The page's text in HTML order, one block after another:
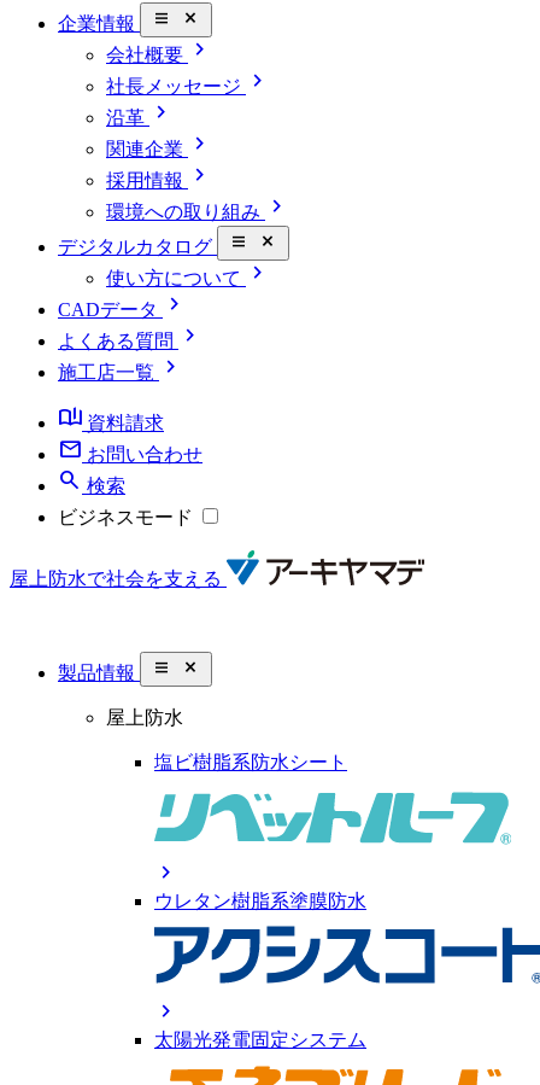
企業情報 close_small
会社概要 chevron_right
社長メッセージ chevron_right
沿革 chevron_right
関連企業 chevron_right
採用情報 chevron_right
環境への取り組み chevron_right
デジタルカタログ close_small
使い方について chevron_right
CADデータ chevron_right
よくある質問 chevron_right
施工店一覧
chevron_right
book_ribbon 資料請求
mail お問い合わせ
search 検索
ビジネスモード
屋上防水で社会を支える
製品情報 close_small
屋上防水
塩ビ樹脂系防水シート
chevron_right
ウレタン樹脂系塗膜防水
chevron_right
太陽光発電固定システム